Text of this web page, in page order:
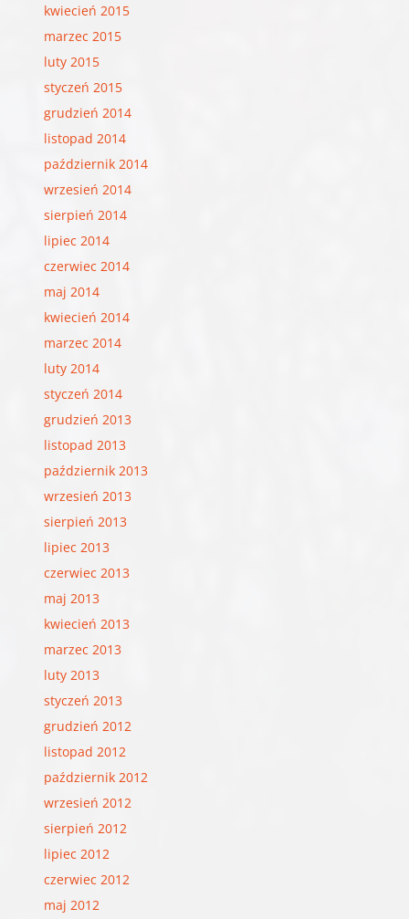
kwiecień 2015
marzec 2015
luty 2015
styczeń 2015
grudzień 2014
listopad 2014
październik 2014
wrzesień 2014
sierpień 2014
lipiec 2014
czerwiec 2014
maj 2014
kwiecień 2014
marzec 2014
luty 2014
styczeń 2014
grudzień 2013
listopad 2013
październik 2013
wrzesień 2013
sierpień 2013
lipiec 2013
czerwiec 2013
maj 2013
kwiecień 2013
marzec 2013
luty 2013
styczeń 2013
grudzień 2012
listopad 2012
październik 2012
wrzesień 2012
sierpień 2012
lipiec 2012
czerwiec 2012
maj 2012